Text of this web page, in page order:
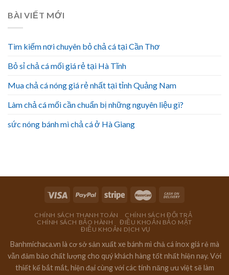
BÀI VIẾT MỚI
Tìm kiếm nơi chuyên bỏ chả cá tại Cần Thơ
Bỏ sỉ chả cá mối giá rẻ tại Hà Tĩnh
Mua chả cá nóng giá rẻ nhất tại tỉnh Quảng Nam
Làm chả cá mối cần chuẩn bị những nguyên liệu gì?
sức nóng bánh mì chả cá ở Hà Giang
CHÍNH SÁCH THANH TOÁN
CHÍNH SÁCH ĐỔI TRẢ
CHÍNH SÁCH BẢO HÀNH
ĐIỀU KHOẢN BẢO MẬT
ĐIỀU KHOẢN DỊCH VỤ
Banhmichaca.vn là cơ sở sản xuất xe bánh mì chả cá inox giá rẻ mà
vẫn đảm bảo chất lượng cho quý khách hàng tốt nhất hiện nay. Với
thiết kế bắt mắt, hiện đại cùng với các tính năng ưu việt sẽ làm